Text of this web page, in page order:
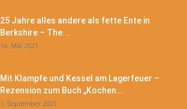
25 Jahre alles andere als fette Ente in
Berkshire – The...
16. Mai 2021
Mit Klampfe und Kessel am Lagerfeuer –
Rezension zum Buch „Kochen...
1. September 2021